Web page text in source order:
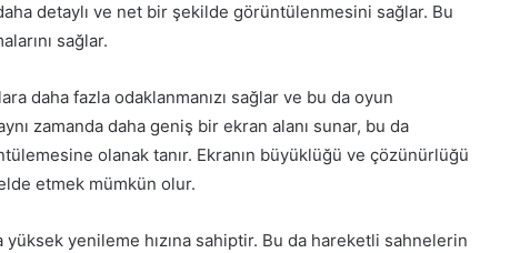
detaylı ve net bir şekilde görüntülenmesini sağlar. Bu
sağlar.
daha fazla odaklanmanızı sağlar ve bu da oyun
zamanda daha geniş bir ekran alanı sunar, bu da
olanak tanır. Ekranın büyüklüğü ve çözünürlüğü
etmek mümkün olur.
yenileme hızına sahiptir. Bu da hareketli sahnelerin